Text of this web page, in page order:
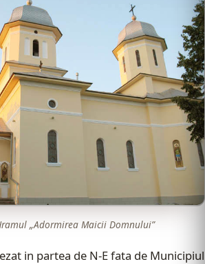
„Adormirea Maicii Domnului”
in partea de N-E fata de Municipiul